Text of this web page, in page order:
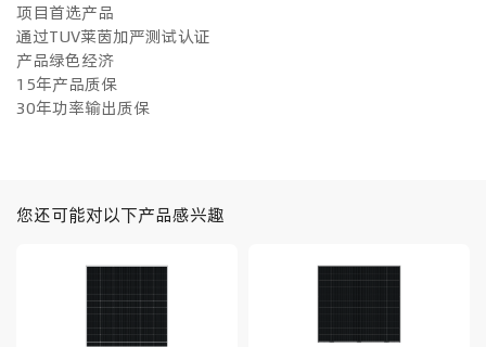
项目首选产品
通过TUV莱茵加严测试认证
产品绿色经济
15年产品质保
30年功率输出质保
您还可能对以下产品感兴趣